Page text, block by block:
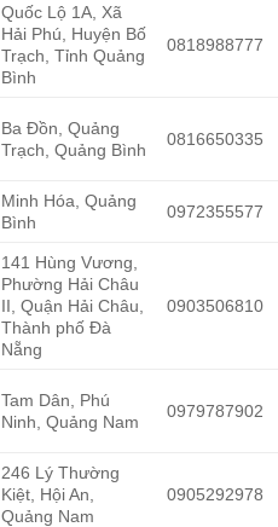
Quốc Lộ 1A, Xã
Hải Phú, Huyện Bố
Trạch, Tỉnh Quảng
Bình
0818988777
Ba Đồn, Quảng
Trạch, Quảng Bình
0816650335
Minh Hóa, Quảng
Bình
0972355577
141 Hùng Vương,
Phường Hải Châu
II, Quận Hải Châu,
Thành phố Đà
Nẵng
0903506810
Tam Dân, Phú
Ninh, Quảng Nam
0979787902
246 Lý Thường
Kiệt, Hội An,
Quảng Nam
0905292978